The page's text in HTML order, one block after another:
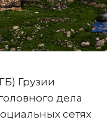
Грузии
дела
сетях